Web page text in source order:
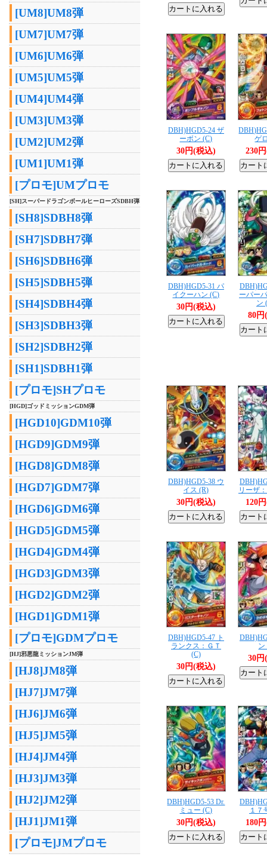
[UM8]UM8弾
[UM7]UM7弾
[UM6]UM6弾
[UM5]UM5弾
[UM4]UM4弾
[UM3]UM3弾
[UM2]UM2弾
[UM1]UM1弾
[プロモ]UMプロモ
[SH]スーパードラゴンボールヒーローズSDBH弾
[SH8]SDBH8弾
[SH7]SDBH7弾
[SH6]SDBH6弾
[SH5]SDBH5弾
[SH4]SDBH4弾
[SH3]SDBH3弾
[SH2]SDBH2弾
[SH1]SDBH1弾
[プロモ]SHプロモ
[HGD]ゴッドミッションGDM弾
[HGD10]GDM10弾
[HGD9]GDM9弾
[HGD8]GDM8弾
[HGD7]GDM7弾
[HGD6]GDM6弾
[HGD5]GDM5弾
[HGD4]GDM4弾
[HGD3]GDM3弾
[HGD2]GDM2弾
[HGD1]GDM1弾
[プロモ]GDMプロモ
[HJ]邪悪龍ミッションJM弾
[HJ8]JM8弾
[HJ7]JM7弾
[HJ6]JM6弾
[HJ5]JM5弾
[HJ4]JM4弾
[HJ3]JM3弾
[HJ2]JM2弾
[HJ1]JM1弾
[プロモ]JMプロモ
DBH)HGD5-24 ザ
ーボン (C)
30円(税込)
ゲ
230
DBH)HGD5-31 パ
イクーハン (C)
30円(税込)
ーパー
ン
80円
DBH)HGD5-38 ウ
イス (R)
30円(税込)
リーザ
120
DBH)HGD5-47 ト
ランクス：ＧＴ
(C)
30円(税込)
ン
30円
DBH)HGD5-53 Dr.
ミュー (C)
30円(税込)
１７
180